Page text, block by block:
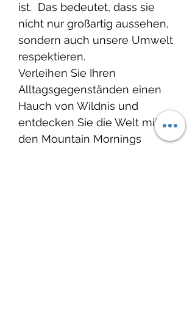
ist. Das bedeutet, dass sie
nicht nur großartig aussehen,
sondern auch unsere Umwelt
respektieren.
Verleihen Sie Ihren
Alltagsgegenständen einen
Hauch von Wildnis und
entdecken Sie die Welt mit
den Mountain Mornings